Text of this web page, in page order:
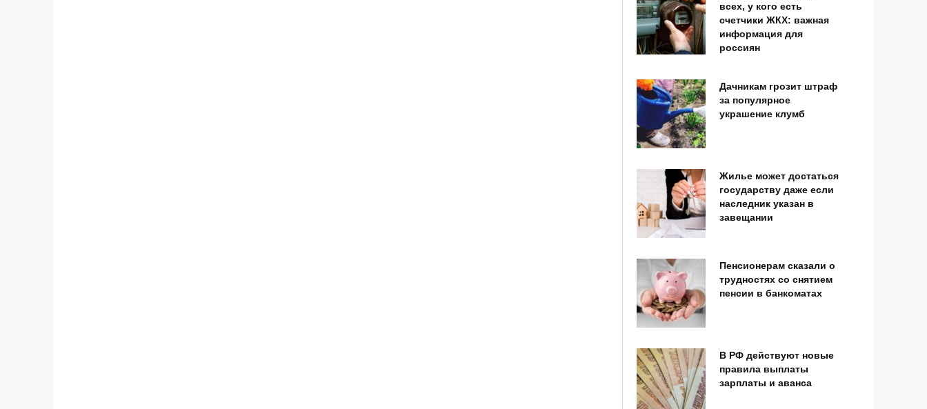
всех, у кого есть
счетчики ЖКХ: важная
информация для
россиян
Дачникам грозит штраф
за популярное
украшение клумб
Жилье может достаться
государству даже если
наследник указан в
завещании
Пенсионерам сказали о
трудностях со снятием
пенсии в банкоматах
В РФ действуют новые
правила выплаты
зарплаты и аванса